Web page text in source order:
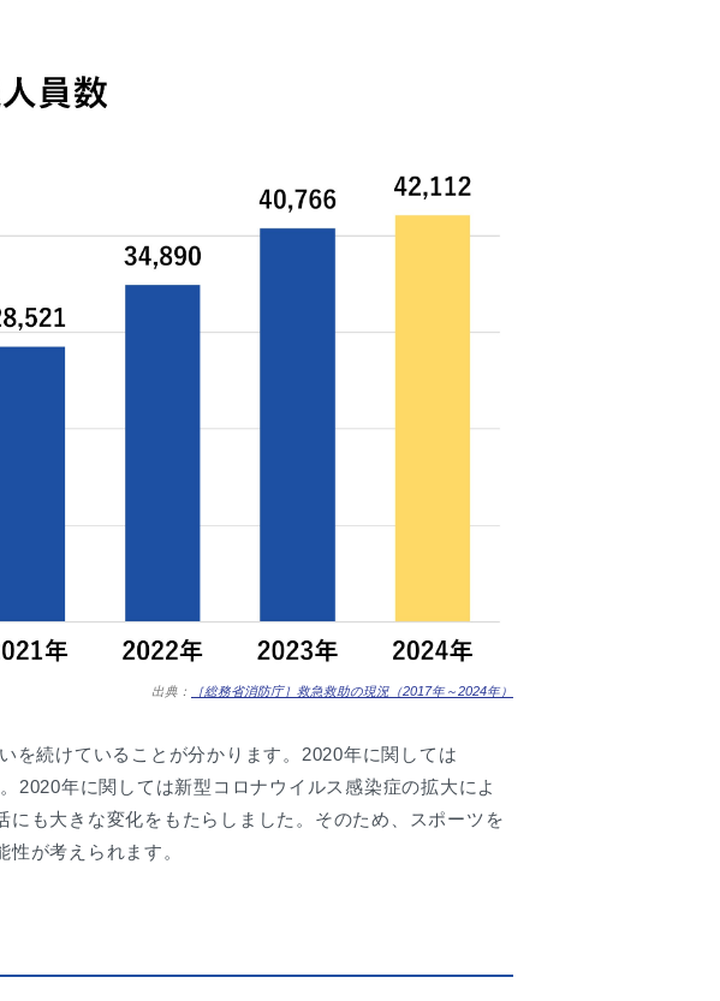
出典： ［総務省消防庁］救急救助の現況（2017年～2024年）
を続けていることが分かります。2020年に関しては
2020年に関しては新型コロナウイルス感染症の拡大によ
も大きな変化をもたらしました。そのため、スポーツを
が考えられます。